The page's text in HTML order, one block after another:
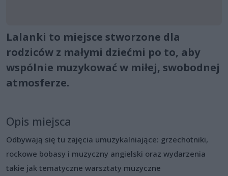
Lalanki to miejsce stworzone dla
rodziców z małymi dziećmi po to, aby
wspólnie muzykować w miłej, swobodnej
atmosferze.
Opis miejsca
Odbywają się tu zajęcia umuzykalniające: grzechotniki,
rockowe bobasy i muzyczny angielski oraz wydarzenia
takie jak tematyczne warsztaty muzyczne